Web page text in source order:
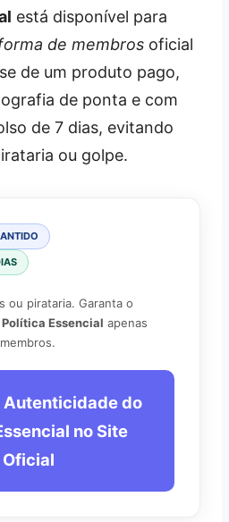
está disponível para
de membros oficial
de um produto pago,
de ponta e com
de 7 dias, evitando
ou golpe.
ou pirataria. Garanta o
Política Essencial apenas
do
no Site
Oficial